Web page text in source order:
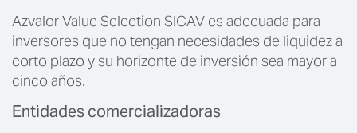
Azvalor Value Selection SICAV es adecuada para
inversores que no tengan necesidades de liquidez a
corto plazo y su horizonte de inversión sea mayor a
cinco años.
Entidades comercializadoras